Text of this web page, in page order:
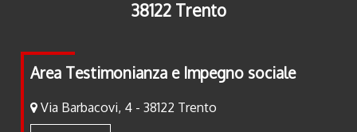
38122 Trento
Area Testimonianza e Impegno sociale
Via Barbacovi, 4 - 38122 Trento